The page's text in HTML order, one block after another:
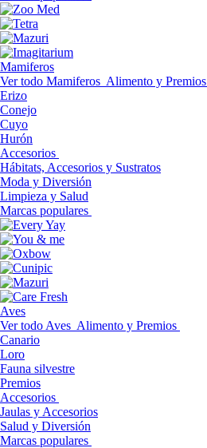
Mamiferos
Ver todo Mamiferos Alimento y Premios
Erizo
Conejo
Cuyo
Hurón
Accesorios
Hábitats, Accesorios y Sustratos
Moda y Diversión
Limpieza y Salud
Marcas populares
Aves
Ver todo Aves Alimento y Premios
Canario
Loro
Fauna silvestre
Premios
Accesorios
Jaulas y Accesorios
Salud y Diversión
Marcas populares